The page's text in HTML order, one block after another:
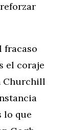
fracaso
el coraje
Churchill
lo que